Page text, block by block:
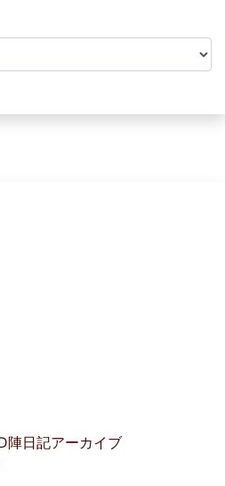
陣日記アーカイブ